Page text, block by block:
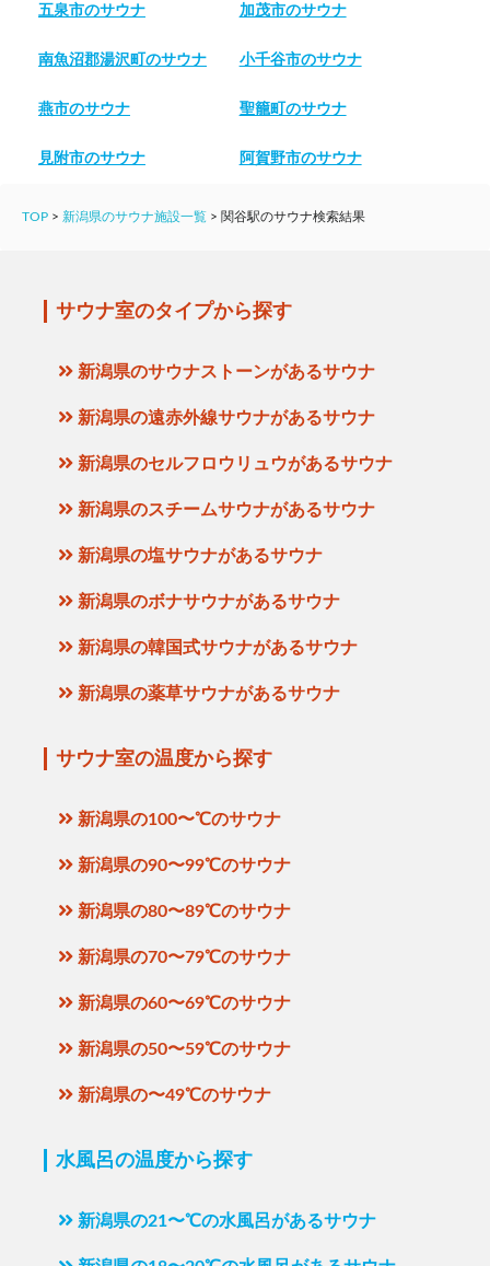
五泉市のサウナ 加茂市のサウナ
南魚沼郡湯沢町のサウナ 小千谷市のサウナ
燕市のサウナ 聖籠町のサウナ
見附市のサウナ 阿賀野市のサウナ
TOP > 新潟県のサウナ施設一覧 > 関谷駅のサウナ検索結果
サウナ室のタイプから探す
新潟県のサウナストーンがあるサウナ
新潟県の遠赤外線サウナがあるサウナ
新潟県のセルフロウリュウがあるサウナ
新潟県のスチームサウナがあるサウナ
新潟県の塩サウナがあるサウナ
新潟県のボナサウナがあるサウナ
新潟県の韓国式サウナがあるサウナ
新潟県の薬草サウナがあるサウナ
サウナ室の温度から探す
新潟県の100〜℃のサウナ
新潟県の90〜99℃のサウナ
新潟県の80〜89℃のサウナ
新潟県の70〜79℃のサウナ
新潟県の60〜69℃のサウナ
新潟県の50〜59℃のサウナ
新潟県の〜49℃のサウナ
水風呂の温度から探す
新潟県の21〜℃の水風呂があるサウナ